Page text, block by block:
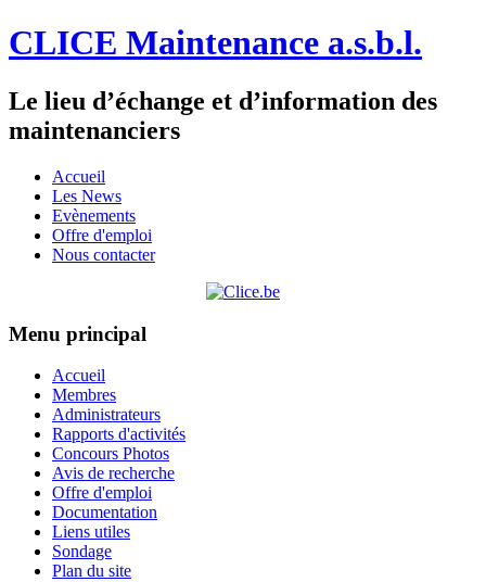
CLICE Maintenance a.s.b.l.
Le lieu d’échange et d’information des
maintenanciers
Accueil
Les News
Evènements
Offre d'emploi
Nous contacter
Menu principal
Accueil
Membres
Administrateurs
Rapports d'activités
Concours Photos
Avis de recherche
Offre d'emploi
Documentation
Liens utiles
Sondage
Plan du site